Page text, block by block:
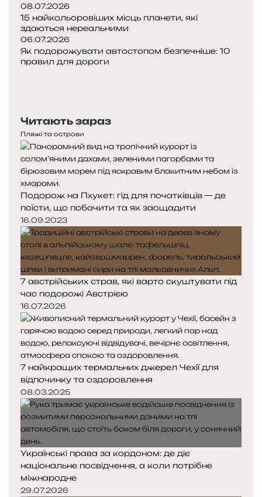
і
л
ь
с
т
в
08.07.2026
15 найкольоровіших місць планети, які
здаються нереальними
06.07.2026
Як подорожувати автостопом безпечніше: 10
правил для дороги
р
е
д
н
я
с
т
о
р
і
н
к
а
т
у
п
н
а
с
т
о
р
і
н
к
а
Читають зараз
Пляжі та острови
Подорож на Пхукет: гід для початківців — де
поїсти, що побачити та як заощадити
16.09.2023
7 австрійських страв, які варто скуштувати під
час подорожі Австрією
16.07.2026
7 найкращих термальних джерел Чехії для
відпочинку та оздоровлення
08.03.2025
Українські права за кордоном: де діє
національне посвідчення, а коли потрібне
міжнародне
29.07.2026